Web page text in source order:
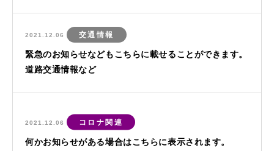
2021.12.06 交通情報
緊急のお知らせなどもこちらに載せることができます。
道路交通情報など
2021.12.06 コロナ関連
何かお知らせがある場合はこちらに表示されます。